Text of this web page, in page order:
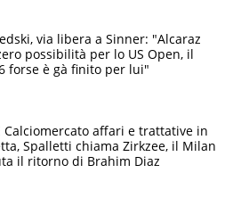
via libera a Sinner: "Alcaraz
possibilità per lo US Open, il
forse è gà finito per lui"
Calciomercato affari e trattative in
Spalletti chiama Zirkzee, il Milan
il ritorno di Brahim Diaz